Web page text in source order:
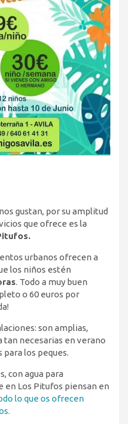
gustan, por su amplitud
que ofrece es la
urbanos ofrecen a
los niños estén
. Todo a muy buen
o 60 euros por
son amplias,
tan necesarias en verano
los peques.
con agua para
Los Pitufos piensan en
lo que os ofrecen